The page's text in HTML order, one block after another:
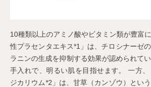
10種類以上のアミノ酸やビタミン類が豊富
性プラセンタエキス*1」は、チロシナーゼ
ラニンの生成を抑制する効果が認められて
手入れで、明るい肌を目指せます。 一方
ジカリウム*2」は、甘草（カンゾウ）とい